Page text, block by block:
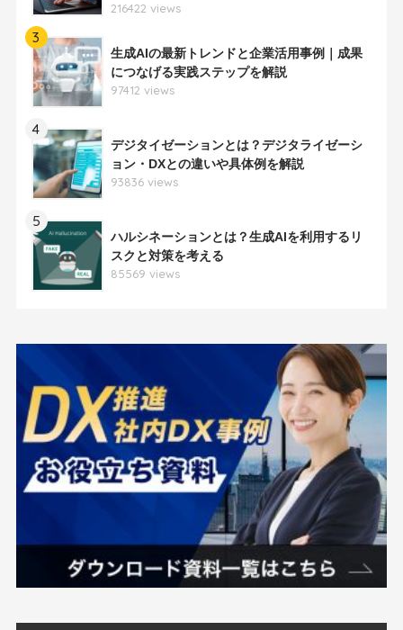
216422 views
3
生成AIの最新トレンドと企業活用事例｜成果
につなげる実践ステップを解説
97412 views
4
デジタイゼーションとは？デジタライゼーシ
ョン・DXとの違いや具体例を解説
93836 views
5
ハルシネーションとは？生成AIを利用するリ
スクと対策を考える
85569 views